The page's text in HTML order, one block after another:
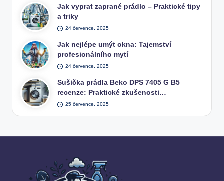
Jak vyprat zaprané prádlo – Praktické tipy
a triky
24 července, 2025
Jak nejlépe umýt okna: Tajemství
profesionálního mytí
24 července, 2025
Sušička prádla Beko DPS 7405 G B5
recenze: Praktické zkušenosti…
25 července, 2025